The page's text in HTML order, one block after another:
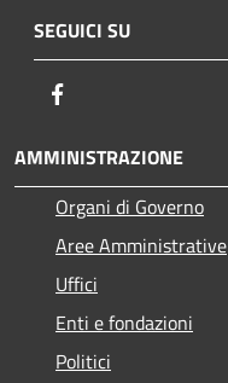
SEGUICI SU
AMMINISTRAZIONE
Organi di Governo
Aree Amministrative
Uffici
Enti e fondazioni
Politici